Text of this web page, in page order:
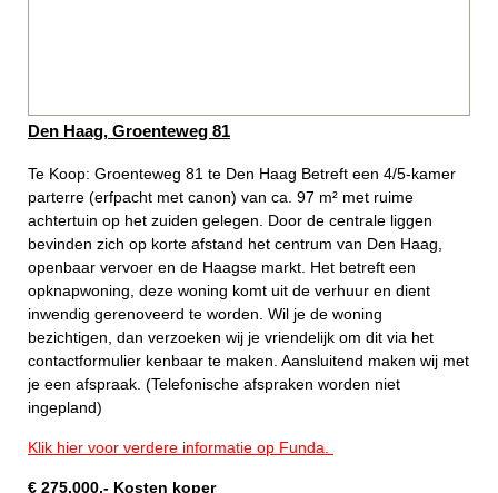
Den Haag, Groenteweg 81
Te Koop: Groenteweg 81 te Den Haag Betreft een 4/5-kamer
parterre (erfpacht met canon) van ca. 97 m² met ruime
achtertuin op het zuiden gelegen. Door de centrale liggen
bevinden zich op korte afstand het centrum van Den Haag,
openbaar vervoer en de Haagse markt. Het betreft een
opknapwoning, deze woning komt uit de verhuur en dient
inwendig gerenoveerd te worden. Wil je de woning
bezichtigen, dan verzoeken wij je vriendelijk om dit via het
contactformulier kenbaar te maken. Aansluitend maken wij met
je een afspraak. (Telefonische afspraken worden niet
ingepland)
Klik hier voor verdere informatie op Funda.
€ 275.000,- Kosten koper